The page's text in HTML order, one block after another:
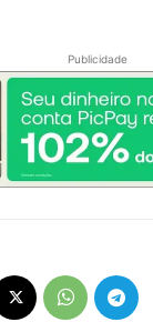
Publicidade